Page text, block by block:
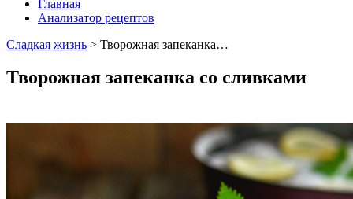
Главная
Анализатор рецептов
Сладкая жизнь > Творожная запеканка…
Творожная запеканка со сливками